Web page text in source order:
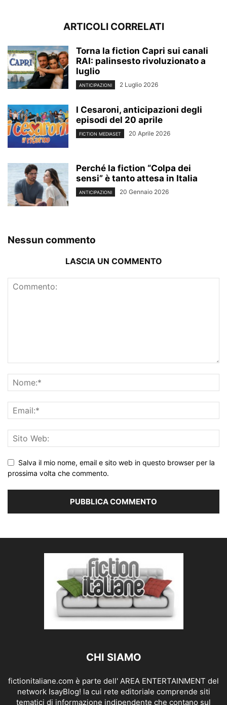
ARTICOLI CORRELATI
Torna la fiction Capri sui canali
RAI: palinsesto rivoluzionato a
luglio
ANTICIPAZIONI 2 Luglio 2026
I Cesaroni, anticipazioni degli
episodi del 20 aprile
FICTION MEDIASET 20 Aprile 2026
Perché la fiction “Colpa dei
sensi” è tanto attesa in Italia
ANTICIPAZIONI 20 Gennaio 2026
Nessun commento
LASCIA UN COMMENTO
Salva il mio nome, email e sito web in questo browser per la
prossima volta che commento.
CHI SIAMO
fictionitaliane.com è parte dell' AREA ENTERTAINMENT del
network IsayBlog! la cui rete editoriale comprende siti
tematici di informazione indipendente che contano sul